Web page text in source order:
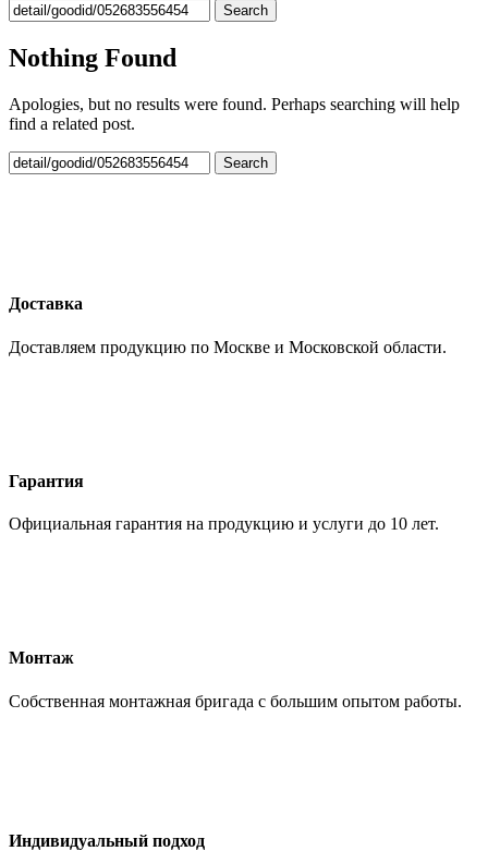
Search
Nothing Found
Apologies, but no results were found. Perhaps searching will help
find a related post.
Search
Доставка
Доставляем продукцию по Москве и Московской области.
Гарантия
Официальная гарантия на продукцию и услуги до 10 лет.
Монтаж
Собственная монтажная бригада с большим опытом работы.
Индивидуальный подход